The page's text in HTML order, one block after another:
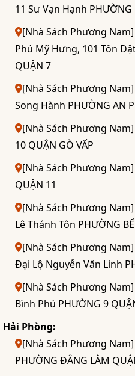
11 Sư Vạn Hạnh
[Nhà Sách Phương
Phú Mỹ Hưng, 101 Tôn
QUẬN 7
[Nhà Sách Phương
Song Hành PHƯỜNG AN
[Nhà Sách Phương
10 QUẬN GÒ VẤP
[Nhà Sách Phương
QUẬN 11
[Nhà Sách Phương
Lê Thánh Tôn PHƯỜNG
[Nhà Sách Phương
Đại Lộ Nguyễn Văn Linh
[Nhà Sách Phương
Bình Phú PHƯỜNG 9
Hải Phòng:
[Nhà Sách Phương
PHƯỜNG ĐẰNG LÂM